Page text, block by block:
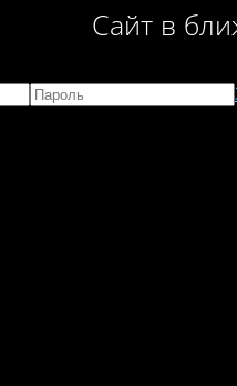
Сайт в